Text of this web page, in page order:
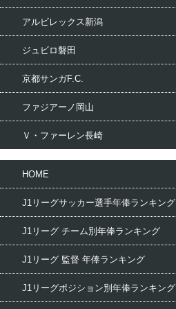
アルビレックス新潟
ジュビロ磐田
京都サンガF.C.
ファジアーノ岡山
Ｖ・ファーレン長崎
HOME
J1リーグサッカー選手年俸ランキング
J1リーグ チーム別年俸ランキング
J1リーグ 監督 年俸ランキング
J1リーグポジション別年俸ランキング